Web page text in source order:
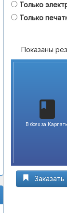
Только
Только
Показаны
В боях за
Заказать